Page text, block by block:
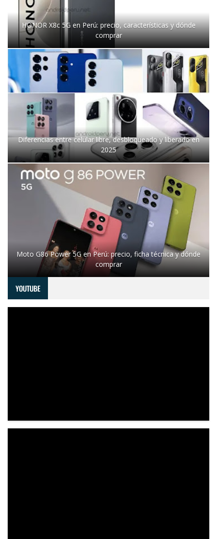
HONOR X8c 5G en Perú: precio, características y dónde
comprar
Diferencias entre celular libre, desbloqueado y liberado en
2025
Moto G86 Power 5G en Perú: precio, ficha técnica y dónde
comprar
YOUTUBE